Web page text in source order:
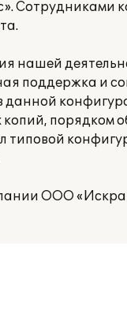
Сотрудниками
нашей
поддержка и
данной
порядком
ООО